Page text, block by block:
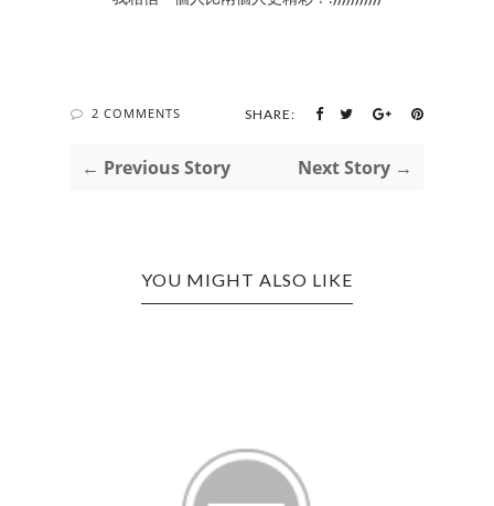
2 COMMENTS SHARE:
← Previous Story Next Story →
YOU MIGHT ALSO LIKE